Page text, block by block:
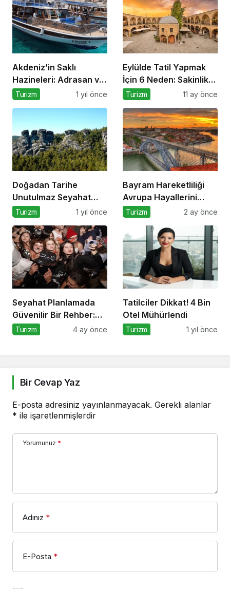
Akdeniz’in Saklı
Hazineleri: Adrasan ve
Çevresi
Turizm 1 yıl önce
Eylülde Tatil Yapmak
İçin 6 Neden: Sakinlik,
Ekonomi ve Keyif Bir
Turizm 11 ay önce
Doğadan Tarihe
Unutulmaz Seyahat
Önerileri
Turizm 1 yıl önce
Bayram Hareketliliği
Avrupa Hayallerini
Tetikledi
Turizm 2 ay önce
Seyahat Planlamada
Güvenilir Bir Rehber:
Tripcoholic
Turizm 4 ay önce
Tatilciler Dikkat! 4 Bin
Otel Mühürlendi
Turizm 1 yıl önce
Bir Cevap Yaz
E-posta adresiniz yayınlanmayacak. Gerekli alanlar
* ile işaretlenmişlerdir
Yorumunuz *
Adınız *
E-Posta *